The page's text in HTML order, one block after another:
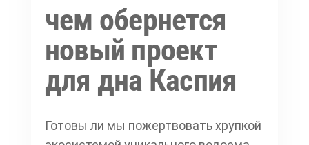
чем обернется
новый проект
для дна Каспия
Готовы ли мы пожертвовать хрупкой